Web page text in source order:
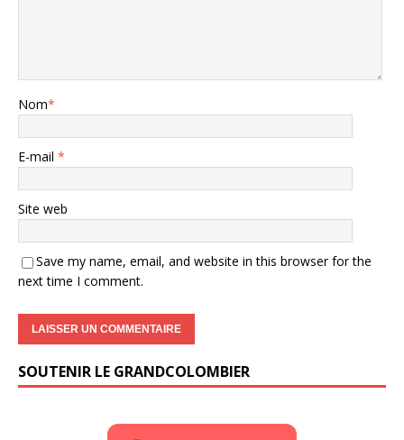
Nom*
E-mail *
Site web
Save my name, email, and website in this browser for the
next time I comment.
SOUTENIR LE GRANDCOLOMBIER